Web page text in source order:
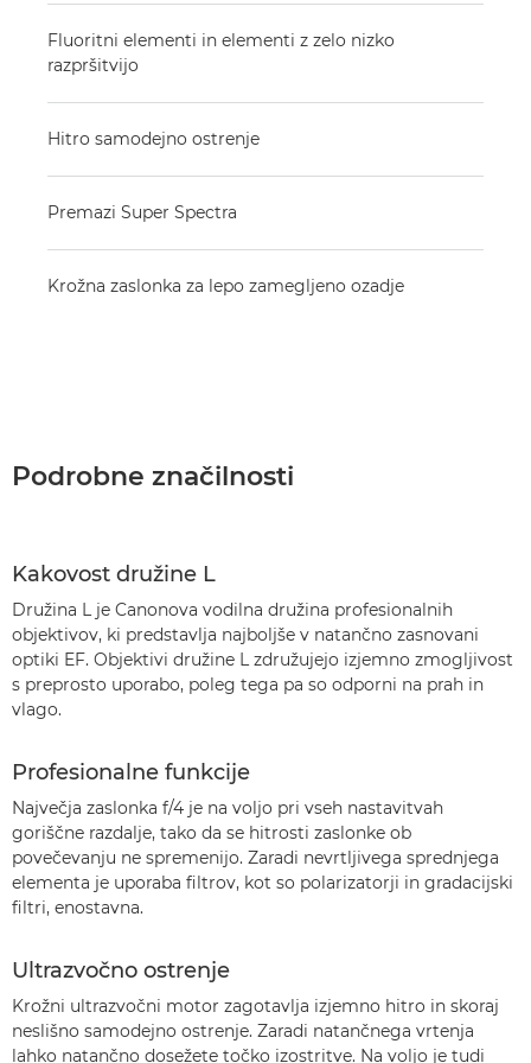
Fluoritni elementi in elementi z zelo nizko
razpršitvijo
Hitro samodejno ostrenje
Premazi Super Spectra
Krožna zaslonka za lepo zamegljeno ozadje
Podrobne značilnosti
Kakovost družine L
Družina L je Canonova vodilna družina profesionalnih
objektivov, ki predstavlja najboljše v natančno zasnovani
optiki EF. Objektivi družine L združujejo izjemno zmogljivost
s preprosto uporabo, poleg tega pa so odporni na prah in
vlago.
Profesionalne funkcije
Največja zaslonka f/4 je na voljo pri vseh nastavitvah
goriščne razdalje, tako da se hitrosti zaslonke ob
povečevanju ne spremenijo. Zaradi nevrtljivega sprednjega
elementa je uporaba filtrov, kot so polarizatorji in gradacijski
filtri, enostavna.
Ultrazvočno ostrenje
Krožni ultrazvočni motor zagotavlja izjemno hitro in skoraj
neslišno samodejno ostrenje. Zaradi natančnega vrtenja
lahko natančno dosežete točko izostritve. Na voljo je tudi